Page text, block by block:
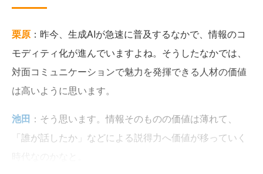
栗原 ：昨今、生成AIが急速に普及するなかで、情報のコ
モディティ化が進んでいますよね。そうしたなかでは、
対面コミュニケーションで魅力を発揮できる人材の価値
は高いように思います。
池田 ：そう思います。情報そのものの価値は薄れて、
「誰が話したか」などによる説得力へ価値が移っていく